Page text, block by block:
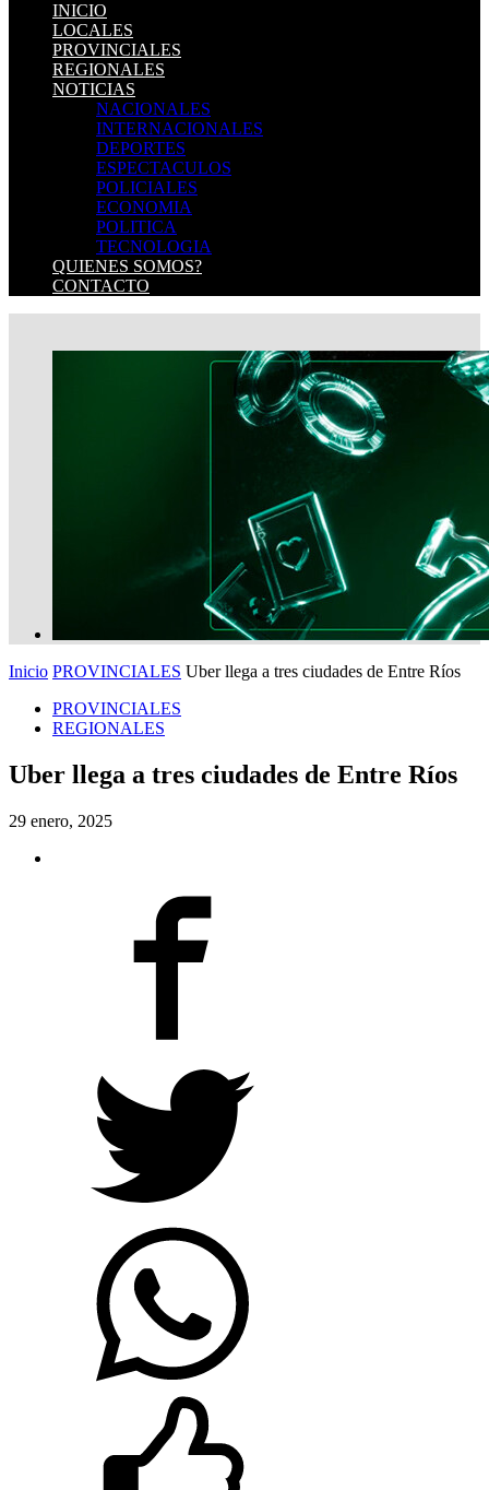
INICIO
LOCALES
PROVINCIALES
REGIONALES
NOTICIAS
NACIONALES
INTERNACIONALES
DEPORTES
ESPECTACULOS
POLICIALES
ECONOMIA
POLITICA
TECNOLOGIA
QUIENES SOMOS?
CONTACTO
Inicio PROVINCIALES Uber llega a tres ciudades de Entre Ríos
PROVINCIALES
REGIONALES
Uber llega a tres ciudades de Entre Ríos
29 enero, 2025